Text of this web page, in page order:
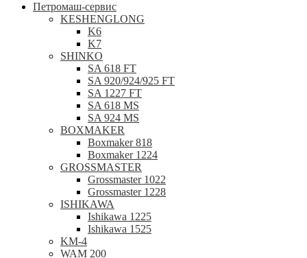
Петромаш-сервис
KESHENGLONG
K6
K7
SHINKO
SA 618 FT
SA 920/924/925 FT
SA 1227 FT
SA 618 MS
SA 924 MS
BOXMAKER
Boxmaker 818
Boxmaker 1224
GROSSMASTER
Grossmaster 1022
Grossmaster 1228
ISHIKAWA
Ishikawa 1225
Ishikawa 1525
KM-4
WAM 200